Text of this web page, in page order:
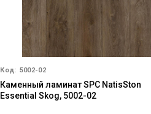
Код: 5002-02
Каменный ламинат SPC NatisSton
Essential Skog, 5002-02